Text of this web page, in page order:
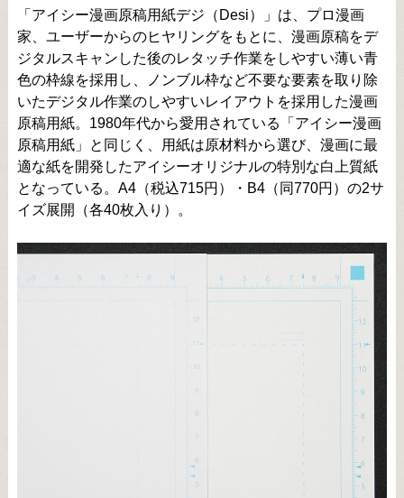
「アイシー漫画原稿用紙デジ（Desi）」は、プロ漫画
家、ユーザーからのヒヤリングをもとに、漫画原稿をデ
ジタルスキャンした後のレタッチ作業をしやすい薄い青
色の枠線を採用し、ノンブル枠など不要な要素を取り除
いたデジタル作業のしやすいレイアウトを採用した漫画
原稿用紙。1980年代から愛用されている「アイシー漫画
原稿用紙」と同じく、用紙は原材料から選び、漫画に最
適な紙を開発したアイシーオリジナルの特別な白上質紙
となっている。A4（税込715円）・B4（同770円）の2サ
イズ展開（各40枚入り）。